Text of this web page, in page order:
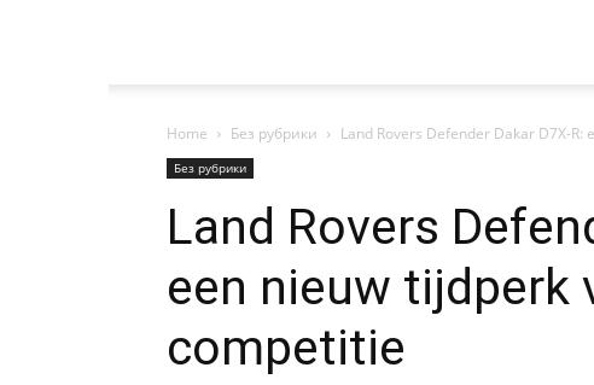
Home Без рубрики Land Rovers Defender Dakar D7X-
Без рубрики
Land Rovers
een nieuw tijdperk
competitie